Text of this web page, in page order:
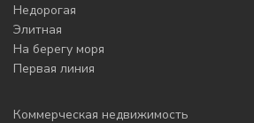
Недорогая
Элитная
На берегу моря
Первая линия
Коммерческая недвижимость